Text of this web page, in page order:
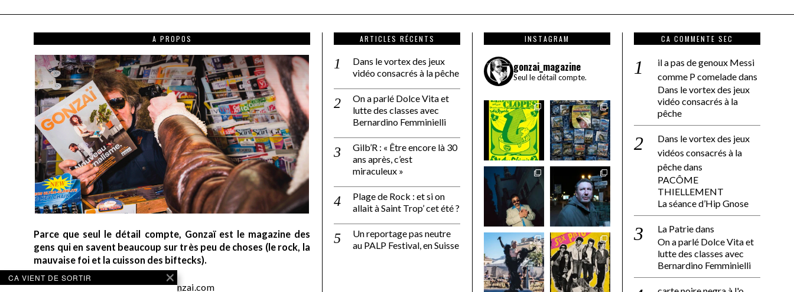
A PROPOS
Parce que seul le détail compte, Gonzaï est le magazine des
gens qui en savent beaucoup sur très peu de choses (le rock, la
mauvaise foi et la cuisson des biftecks).
desk AT gonzai.com
ARTICLES RÉCENTS
Dans le vortex des jeux
vidéo consacrés à la pêche
On a parlé Dolce Vita et
lutte des classes avec
Bernardino Femminielli
Gilb’R : « Être encore là 30
ans après, c’est
miraculeux »
Plage de Rock : et si on
allait à Saint Trop’ cet été ?
Un reportage pas neutre
au PALP Festival, en Suisse
INSTAGRAM
gonzai_magazine
Seul le détail compte.
CA COMMENTE SEC
il a pas de genoux Messi
comme P comeladedans
Dans le vortex des jeux
vidéo consacrés à la
pêche
Dans le vortex des jeux
vidéos consacrés à la
pêchedans
PACÔME
THIELLEMENT
La séance d’Hip Gnose
La Patriedans
On a parlé Dolce Vita et
lutte des classes avec
Bernardino Femminielli
CA VIENT DE SORTIR